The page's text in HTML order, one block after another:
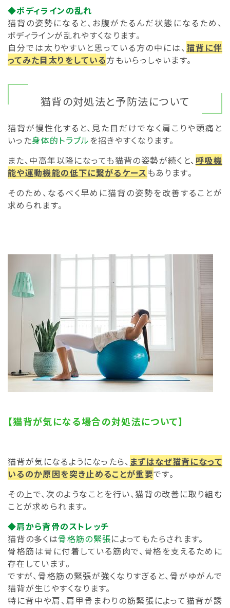
◆ボディラインの乱れ
猫背の姿勢になると、お腹がたるんだ状態になるため、
ボディラインが乱れやすくなります。
自分では太りやすいと思っている方の中には、 猫背に伴
ってみた目太りをしている方もいらっしゃいます。
猫背の対処法と予防法について
猫背が慢性化すると、見た目だけでなく肩こりや頭痛と
いった身体的トラブル を招きやすくなります。
また、中高年以降になっても猫背の姿勢が続くと、 呼吸機
能や運動機能の低下に繋がるケースもあります。
そのため、なるべく早めに猫背の姿勢を改善することが
求められます。
【猫背が気になる場合の対処法について】
猫背が気になるようになったら、 まずはなぜ猫背になって
いるのか原因を突き止めることが重要です。
その上で、次のようなことを行い、猫背の改善に取り組む
ことが求められます。
◆肩から背骨のストレッチ
猫背の多くは骨格筋の緊張によってもたらされます。
骨格筋は骨に付着している筋肉で、骨格を支えるために
存在しています。
ですが、骨格筋の緊張が強くなりすぎると、骨がゆがんで
猫背が生じやすくなります。
特に背中や肩、肩甲骨まわりの筋緊張によって猫背が誘